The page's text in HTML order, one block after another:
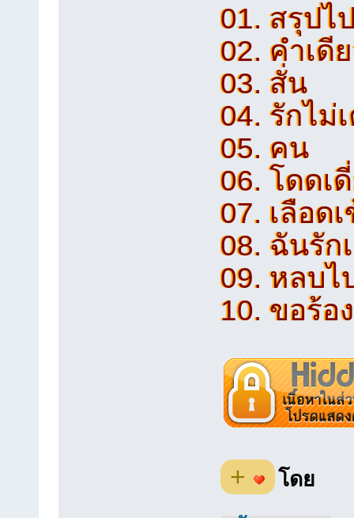
01. สรุปไ
02. คำเดี
03. สั่น
04. รักไม่
05. คน
06. โดดเ
07. เลือด
08. ฉันรัก
09. หลบไ
10. ขอร้อง
+ โดย